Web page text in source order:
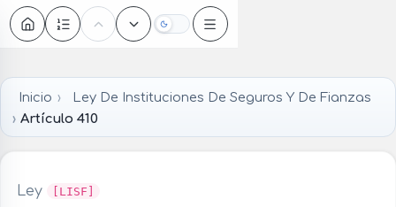
Oscuro
Inicio
Ley De Instituciones De Seguros Y De Fianzas
Artículo 410
Ley [LISF]